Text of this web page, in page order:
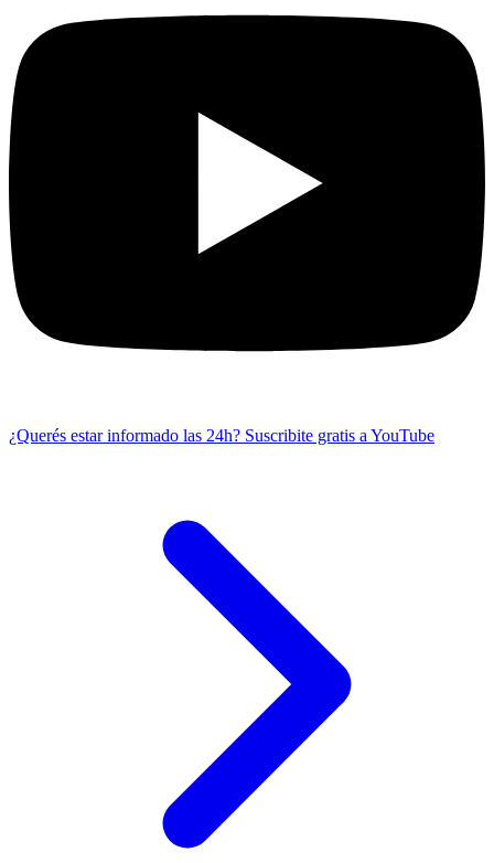
¿Querés estar informado las 24h? Suscribite gratis a YouTube